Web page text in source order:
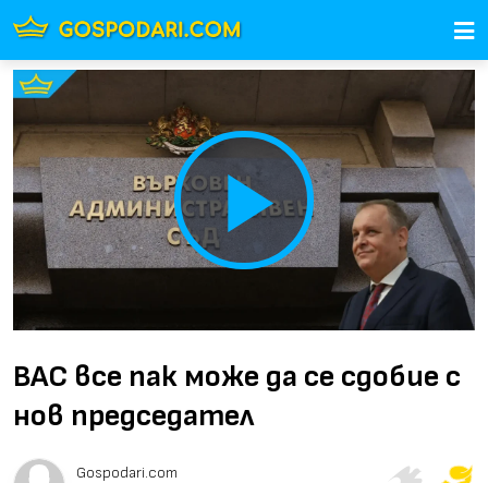
Play
Video
ВАС все пак може да се сдобие с
нов председател
Gospodari.com